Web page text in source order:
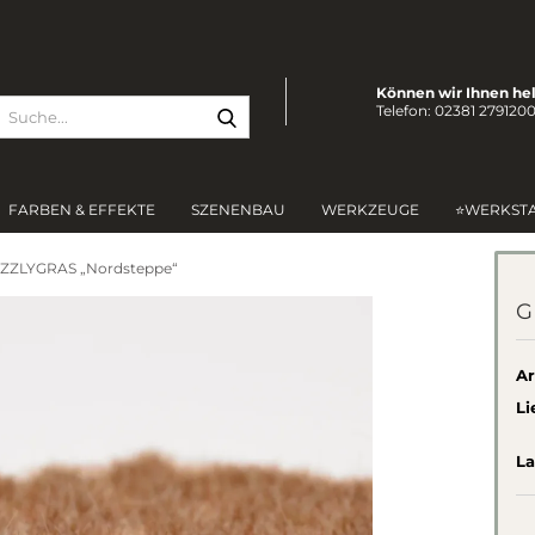
Können wir Ihnen
Telefon: 02381 2791200
FARBEN & EFFEKTE SZENENBAU WERKZEUGE
„Nordsteppe“